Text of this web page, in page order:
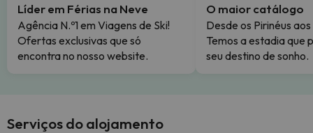
Líder em Férias na Neve
Agência N.º1 em Viagens de Ski!
Ofertas exclusivas que só
encontra no nosso website.
O maior catálogo
Desde os Pirinéus
Temos a estadia que
seu destino de sonho.
Serviços do alojamento